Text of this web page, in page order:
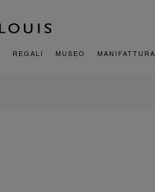
REGALI MUSEO MANIFATTURA